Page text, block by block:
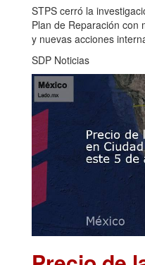
STPS cerró la
Plan de Reparación con
y nuevas acciones
SDP Noticias